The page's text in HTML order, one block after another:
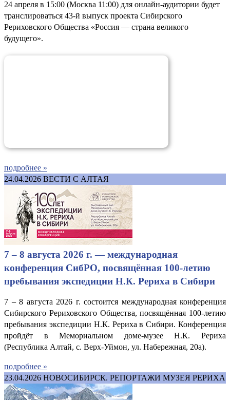
24 апреля в 15:00 (Москва 11:00) для онлайн-аудитории будет
транслироваться 43-й выпуск проекта Сибирского
Рериховского Общества «Россия — страна великого
будущего».
подробнее »
24.04.2026 ВЕСТИ С АЛТАЯ
7 – 8 августа 2026 г. — международная
конференция СибРО, посвящённая 100-летию
пребывания экспедиции Н.К. Рериха в Сибири
7 – 8 августа 2026 г. состоится международная конференция
Сибирского Рериховского Общества, посвящённая 100-летию
пребывания экспедиции Н.К. Рериха в Сибири. Конференция
пройдёт в Мемориальном доме-музее Н.К. Рериха
(Республика Алтай, с. Верх-Уймон, ул. Набережная, 20а).
подробнее »
23.04.2026 НОВОСИБИРСК. РЕПОРТАЖИ МУЗЕЯ РЕРИХА